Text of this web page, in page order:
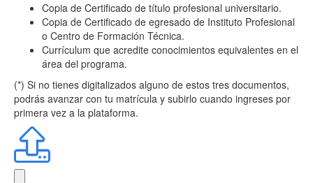
Copia de Certificado de título profesional universitario.
Copia de Certificado de egresado de Instituto Profesional
o Centro de Formación Técnica.
Currículum que acredite conocimientos equivalentes en el
área del programa.
(*) Si no tienes digitalizados alguno de estos tres documentos,
podrás avanzar con tu matrícula y subirlo cuando ingreses por
primera vez a la plataforma.